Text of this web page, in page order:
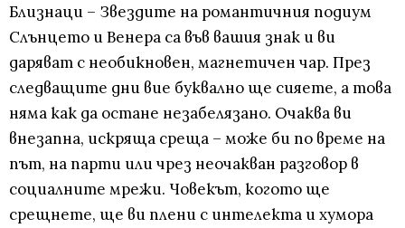
Близнаци – Звездите на романтичния подиум
Слънцето и Венера са във вашия знак и ви
даряват с необикновен, магнетичен чар. През
следващите дни вие буквално ще сияете, а това
няма как да остане незабелязано. Очаква ви
внезапна, искряща среща – може би по време на
път, на парти или чрез неочакван разговор в
социалните мрежи. Човекът, когото ще
срещнете, ще ви плени с интелекта и хумора